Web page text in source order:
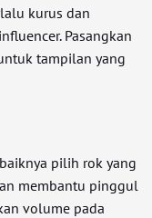
kurus dan
Pasangkan
tampilan yang
pilih rok yang
membantu pinggul
volume pada